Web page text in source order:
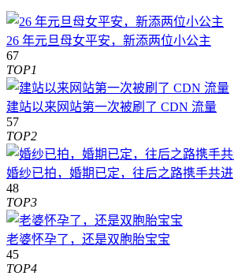
26 年元旦母女平安，新添两位小公主
67
TOP1
建站以来网站第一次被刷了 CDN 流量
57
TOP2
婚纱已拍，婚期已定，往后之路携手共进
48
TOP3
老婆怀孕了，还是双胞胎宝宝
45
TOP4